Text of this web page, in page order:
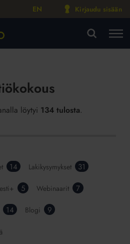
EN Kirjaudu sisään
löytyi 134 tulosta.
14 Lakikysymykset 31
5 Webinaarit 7
14 Blogi 9